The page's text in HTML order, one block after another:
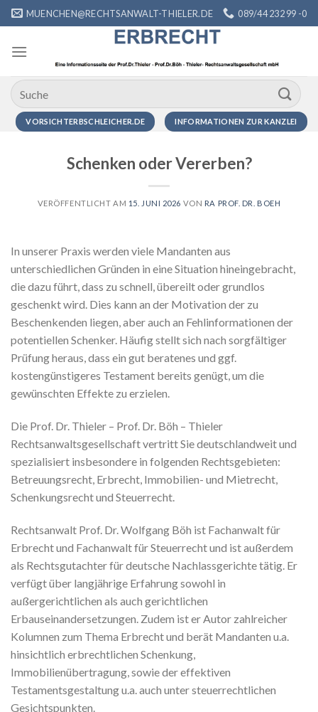
Zum
Inhalt
springen
MUENCHEN@RECHTSANWALT-THIELER.DE 089/44 232 99 -0
VORSICHTERBSCHLEICHER.DE INFORMATIONEN ZUR KANZLEI
Schenken oder Vererben?
VERÖFFENTLICHT AM 15. JUNI 2026 VON RA PROF. DR. BOEH
In unserer Praxis werden viele Mandanten aus
unterschiedlichen Gründen in eine Situation hineingebracht,
die dazu führt, dass zu schnell, übereilt oder grundlos
geschenkt wird. Dies kann an der Motivation der zu
Beschenkenden liegen, aber auch an Fehlinformationen der
potentiellen Schenker. Häufig stellt sich nach sorgfältiger
Prüfung heraus, dass ein gut beratenes und ggf.
kostengünstigeres Testament bereits genügt, um die
gewünschten Effekte zu erzielen.
Die Prof. Dr. Thieler – Prof. Dr. Böh – Thieler
Rechtsanwaltsgesellschaft vertritt Sie deutschlandweit und
spezialisiert insbesondere in folgenden Rechtsgebieten:
Betreuungsrecht, Erbrecht, Immobilien- und Mietrecht,
Schenkungsrecht und Steuerrecht.
Rechtsanwalt Prof. Dr. Wolfgang Böh ist Fachanwalt für
Erbrecht und Fachanwalt für Steuerrecht und ist außerdem
als Rechtsgutachter für deutsche Nachlassgerichte tätig. Er
verfügt über langjährige Erfahrung sowohl in
außergerichtlichen als auch gerichtlichen
Erbauseinandersetzungen. Zudem ist er Autor zahlreicher
Kolumnen zum Thema Erbrecht und berät Mandanten u.a.
hinsichtlich erbrechtlichen Schenkung,
Immobilienübertragung, sowie der effektiven
Testamentsgestaltung u.a. auch unter steuerrechtlichen
Gesichtspunkten.